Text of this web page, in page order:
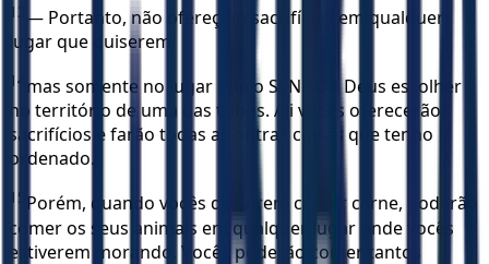
13 — Portanto, não ofereçam sacrifícios em qualquer
lugar que quiserem,
14 mas somente no lugar que o SENHOR Deus escolher
no território de uma das tribos. Ali vocês oferecerão
sacrifícios e farão todas as outras coisas que tenho
ordenado.
15 Porém, quando vocês quiserem comer carne, poderão
comer os seus animais em qualquer lugar onde vocês
estiverem morando. Vocês poderão comer tantos